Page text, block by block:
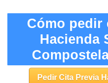
Cómo pedir
Hacienda
Pedir Cita Previa